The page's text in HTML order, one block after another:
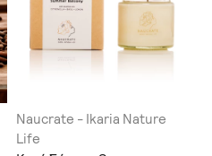
Naucrate - Ikaria Nature
Life